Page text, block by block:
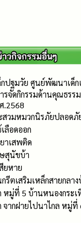
ปฐมวัย ศูนย์พัฒนาเด็
รจัดกิกรรมด้านคุณธร
.2568
สวมหมวกนิรภัยปลอด
ลือดออก
าเสพติด
สุนัขบ้า
ยหาย
กรีตเสริมเหล็กสายกล
หมู่ที่ 5 บ้านหนองกระ
จากฝายไปนาไกล หมู่ที่